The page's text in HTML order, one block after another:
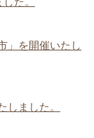
」を開催いたし
しました。